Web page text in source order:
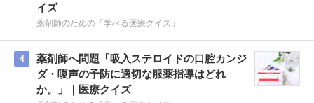
イズ
薬剤師のための「学べる医療クイズ」
4
薬剤師へ問題「吸入ステロイドの口腔カンジ
ダ・嗄声の予防に適切な服薬指導はどれ
か。」｜医療クイズ